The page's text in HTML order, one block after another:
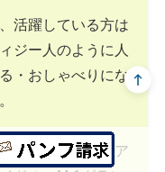
活躍している方は
ジー人のように人
・おしゃべりにな
テレビ局の女子ア